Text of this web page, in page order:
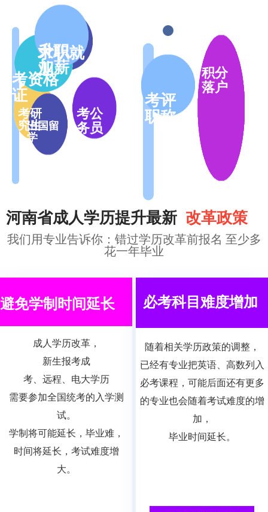
避免学制时间延长
成人学历改革，
新生报考成
考、远程、电大学历
需要参加全国统考的入学测
试。
学制将可能延长，毕业难，
时间将延长，考试难度增
大。
必考科目难度增加
随着相关学历政策的调整，
已经有专业把英语、高数列入
必考课程，可能后面还有更多
的专业也会随着考试难度的增
加，
毕业时间延长。
我们用专业告诉你：错过学历改革前报名 至少多
花一年毕业
河南省成人学历提升最新 改革政策
考研
究生
求职就
业
考资格
证
升职
加薪
考公
务员
考评
职称
积分
落户
出国留
学